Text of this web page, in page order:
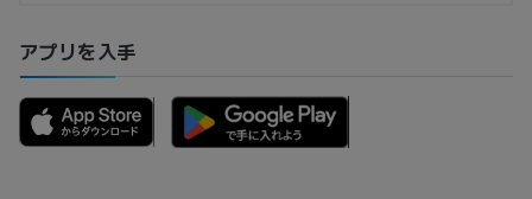
アプリを入手